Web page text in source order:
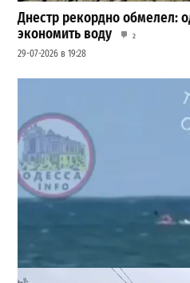
Днестр рекордно обмелел:
экономить воду
2
29-07-2026 в 19:28